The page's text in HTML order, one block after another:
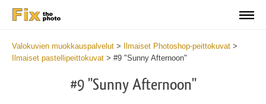
Valokuvien muokkauspalvelut > Ilmaiset Photoshop-peittokuvat >
Ilmaiset pastellipeittokuvat > #9 "Sunny Afternoon"
#9 "Sunny Afternoon"